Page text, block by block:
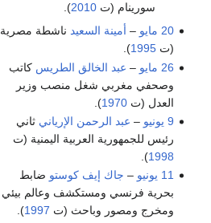
سورينام (ت 2010
).
20 مايو
– أمينة السعيد ناشطة مصرية
(ت1995
).
26 مايو
– عبد الخالق الطريس كاتب
وصحفي مغربي شغل منصب وزير
العدل (ت1970
).
9 يونيو
– عبد الرحمن الإرياني ثاني
رئيس للجمهورية العربية اليمنية (ت
1998
).
11 يونيو
– جاك إيف كوستو ضابط
بحرية فرنسي ومستكشف وعالم بيئي
ومخرج ومصور وباحث (ت 1997
).